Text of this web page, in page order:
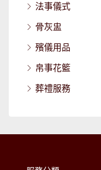
法事儀式
骨灰盅
殯儀用品
帛事花籃
葬禮服務